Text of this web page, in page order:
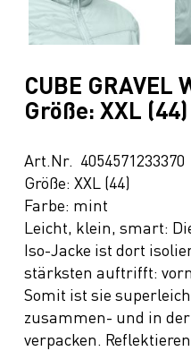
CUBE GRAVEL
Größe: XXL (44)
Art.Nr. 4054571233370
Größe: XXL (44)
Farbe: mint
Leicht, klein, smart:
Iso-Jacke ist dort
stärksten auftrifft:
Somit ist sie
zusammen- und in
verpacken.